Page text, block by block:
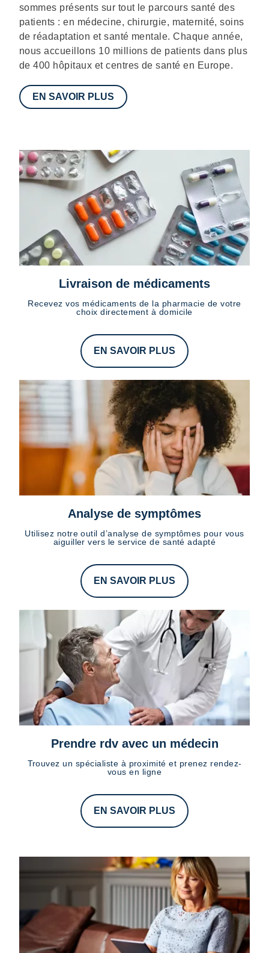
sommes présents sur tout le parcours santé des
patients : en médecine, chirurgie, maternité, soins
de réadaptation et santé mentale. Chaque année,
nous accueillons 10 millions de patients dans plus
de 400 hôpitaux et centres de santé en Europe.
EN SAVOIR PLUS
Livraison de médicaments
Recevez vos médicaments de la pharmacie de votre
choix directement à domicile
EN SAVOIR PLUS
Analyse de symptômes
Utilisez notre outil d’analyse de symptômes pour vous
aiguiller vers le service de santé adapté
EN SAVOIR PLUS
Prendre rdv avec un médecin
Trouvez un spécialiste à proximité et prenez rendez-
vous en ligne
EN SAVOIR PLUS